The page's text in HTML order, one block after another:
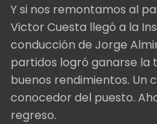
Y si nos remontamos al
Victor Cuesta llegó a la
conducción de Jorge
partidos logró ganarse la
buenos rendimientos. Un
conocedor del puesto.
regreso.